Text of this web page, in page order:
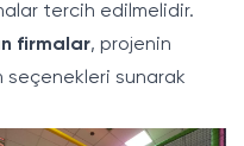
tercih edilmelidir.
firmalar, projenin
seçenekleri sunarak